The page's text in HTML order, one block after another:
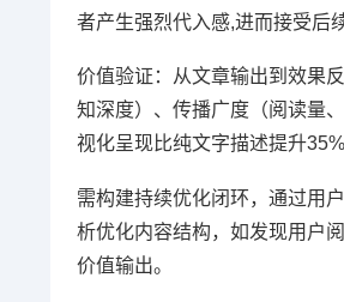
者产生强烈代入感,进而接受后
价值验证：从文章输出到效果
知深度）、传播广度（阅读量
视化呈现比纯文字描述提升
需构建持续优化闭环，通过用
析优化内容结构，如发现用户
价值输出。